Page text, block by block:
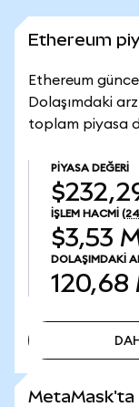
Ethereum
Ethereum
Dolaşımdaki
toplam piyasa
PIYASA DEĞERI
İŞLEM HACMI
$3,53
DOLAŞIMDAKI
120,68
MetaMask'ta